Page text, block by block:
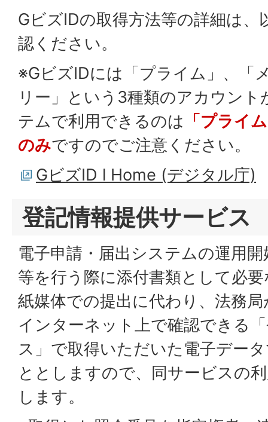
GビズIDの取得方法等の詳細は、
認ください。
※GビズIDには「プライム」、「
リー」という3種類のアカウン
テムで利用できるのは 「プライ
のみですのでご注意ください。
GビズID l Home (デジタル庁)
登記情報提供サービス
電子申請・届出システムの運用
等を行う際に添付書類として必
紙媒体での提出に代わり、法務
インターネット上で確認できる
ス」で取得いただいた電子デー
ととしますので、同サービスの
します。